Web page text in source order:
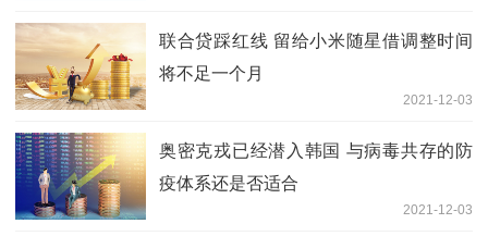
联合贷踩红线 留给小米随星借调整时间
将不足一个月
2021-12-03
奥密克戎已经潜入韩国 与病毒共存的防
疫体系还是否适合
2021-12-03